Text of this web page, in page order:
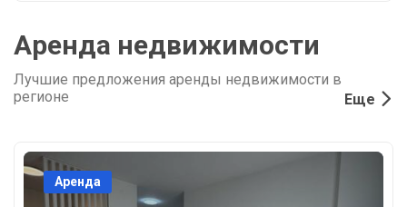
Аренда недвижимости
Лучшие предложения аренды недвижимости в
регионе
Еще
Аренда